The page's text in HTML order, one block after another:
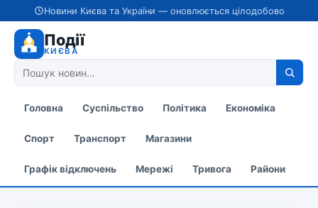
Новини Києва та України — оновлюється цілодобово
Події
КИЄВА
Головна Суспільство Політика Економіка
Спорт Транспорт Магазини
Графік відключень Мережі Тривога Райони